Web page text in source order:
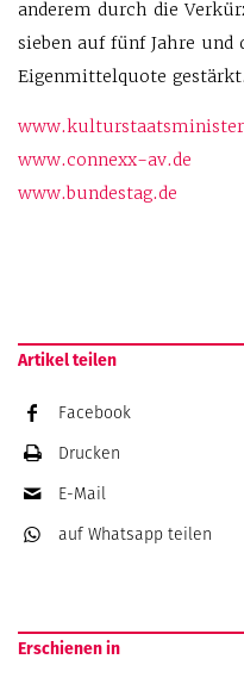
anderem durch die
sieben auf fünf Jahre und
Eigenmittelquote gestärkt.
www.connexx-av.de
www.bundestag.de
Artikel teilen
Facebook
Drucken
E-Mail
auf Whatsapp teilen
Erschienen in